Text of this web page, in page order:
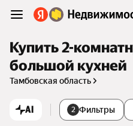
Купить 2-
большой кухней
Тамбовская область
AI 2 Фильтры